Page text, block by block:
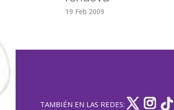
19 Feb 2009
TAMBIÉN EN LAS REDES: